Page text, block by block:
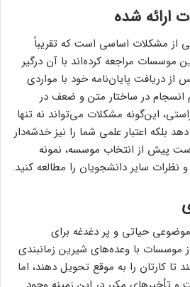
ارائه شده
از مشکلات اساسی است که تقریباً
موسسات مراجعه کرده‌اند با آن درگیر
دریافت پایان‌نامه خود با مواردی
انسجام در ساختار متن و ضعف در
این‌گونه مشکلات می‌تواند نه تنها
بلکه اعتبار علمی شما را نیز خدشه‌دار
پیش از انتخاب موسسه، نمونه
نظرات سایر دانشجویان را مطالعه کنید.
موضوعی حیاتی و پر دغدغه برای
موسسات با وعده‌های شیرین زمانبندی
کارتان را به موقع تحویل دهند، اما